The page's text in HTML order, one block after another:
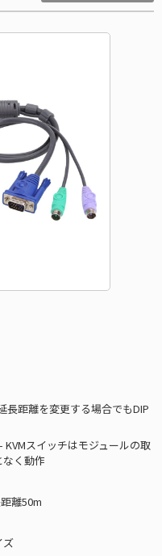
長距離を変更する場合でもDIP
スイッチはモジュールの取
く動作
離50m
ズ